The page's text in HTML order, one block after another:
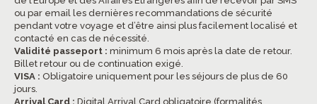
ou par email les dernières recommandations de sécurité
pendant votre voyage et d’être ainsi plus facilement localisé et
contacté en cas de nécessité.
Validité passeport : minimum 6 mois après la date de retour.
Billet retour ou de continuation exigé.
VISA : Obligatoire uniquement pour les séjours de plus de 60
jours.
Arrival Card : Digital Arrival Card obligatoire (formalités